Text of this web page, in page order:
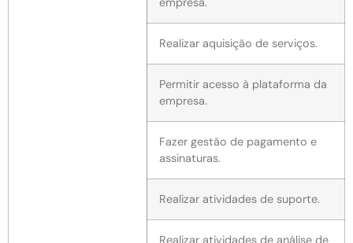
Realizar aquisição de serviços.
Permitir acesso à plataforma da
empresa.
Fazer gestão de pagamento e
assinaturas.
Realizar atividades de suporte.
Realizar atividades de análise de